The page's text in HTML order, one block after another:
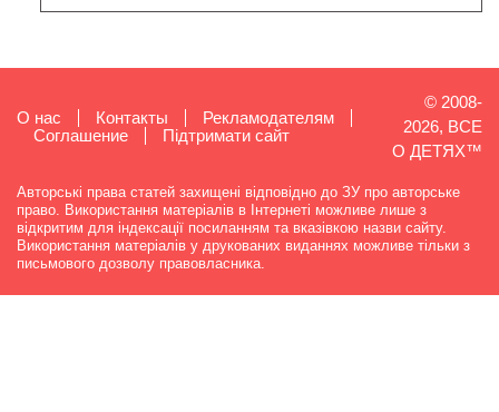
О нас Контакты
Рекламодателям
Cоглашение
Підтримати сайт
© 2008-
2026, ВСЕ
О ДЕТЯХ™
Авторські права статей захищені відповідно до ЗУ про авторське
право. Використання матеріалів в Інтернеті можливе лише з
відкритим для індексації посиланням та вказівкою назви сайту.
Використання матеріалів у друкованих виданнях можливе тільки з
письмового дозволу правовласника.